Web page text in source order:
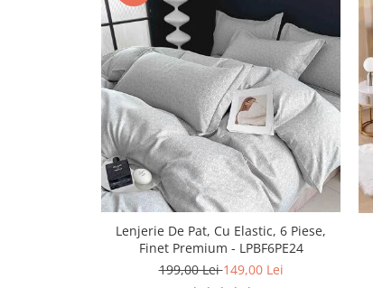
Lenjerie De Pat, Cu Elastic, 6 Piese,
Finet Premium - LPBF6PE24
199,00 Lei149,00 Lei